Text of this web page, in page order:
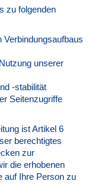
zu folgenden
Verbindungsaufbaus
unserer
-stabilität
Seitenzugriffe
ist Artikel 6
berechtigtes
zur
die erhobenen
auf Ihre Person zu